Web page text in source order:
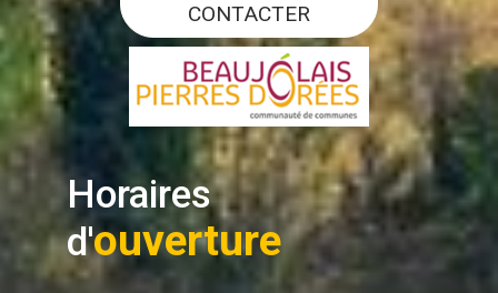
CONTACTER
Horaires
d'ouverture